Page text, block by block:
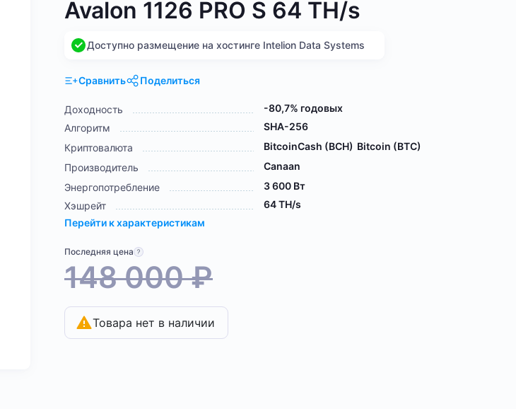
Avalon 1126 PRO S 64 TH/s
Доступно размещение на хостинге Intelion Data Systems
Сравнить Поделиться
Доходность
-80,7% годовых
Алгоритм
SHA-256
Криптовалюта
BitcoinCash (BCH) Bitcoin (BTC)
Производитель
Canaan
Энергопотребление
3 600 Вт
Хэшрейт
64 TH/s
Перейти к характеристикам
Последняя цена
148 000₽
Товара нет в наличии